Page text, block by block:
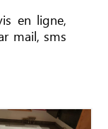
en ligne,
mail, sms